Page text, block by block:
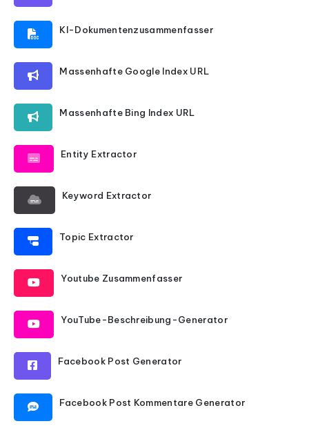
KI-Dokumentenzusammenfasser
Massenhafte Google Index URL
Massenhafte Bing Index URL
Entity Extractor
Keyword Extractor
Topic Extractor
Youtube Zusammenfasser
YouTube-Beschreibung-Generator
Facebook Post Generator
Facebook Post Kommentare Generator